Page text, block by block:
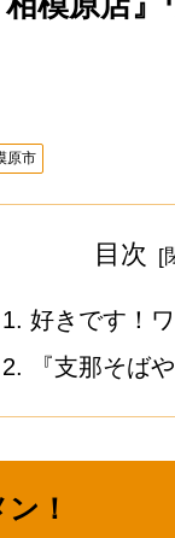
原市
目次
好きです！
『支那そば
！